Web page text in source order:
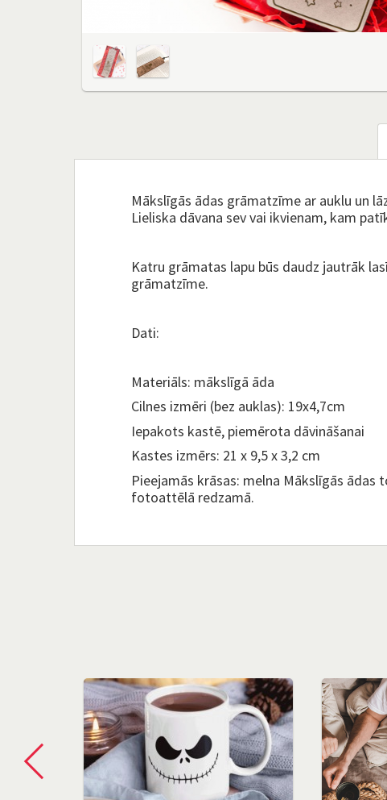
Mākslīgās ādas grāmatzīme ar auklu un
Lieliska dāvana sev vai ikvienam, kam
Katru grāmatas lapu būs daudz jautrāk
grāmatzīme.
Dati:
Materiāls: mākslīgā āda
Cilnes izmēri (bez auklas): 19x4,7cm
Iepakots kastē, piemērota dāvināšanai
Kastes izmērs: 21 x 9,5 x 3,2 cm
Pieejamās krāsas: melna Mākslīgās ādas
fotoattēlā redzamā.